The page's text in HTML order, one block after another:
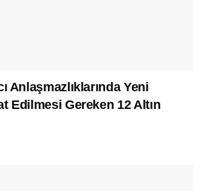
Anlaşmazlıklarında Yeni
Edilmesi Gereken 12 Altın